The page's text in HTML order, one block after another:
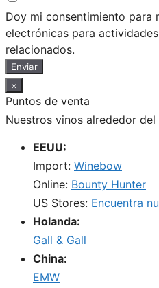
Doy mi consentimiento para
electrónicas para
relacionados.
Enviar
×
Puntos de venta
Nuestros vinos alrededor del
EEUU:
Import: Winebow
Online: Bounty Hunter
US Stores: Encuentra
Holanda:
Gall & Gall
China:
EMW